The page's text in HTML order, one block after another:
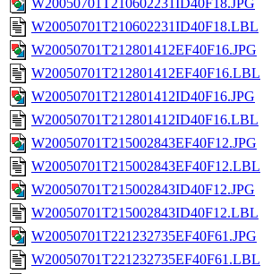
W20050701T210602231ID40F18.JPG
W20050701T210602231ID40F18.LBL
W20050701T212801412EF40F16.JPG
W20050701T212801412EF40F16.LBL
W20050701T212801412ID40F16.JPG
W20050701T212801412ID40F16.LBL
W20050701T215002843EF40F12.JPG
W20050701T215002843EF40F12.LBL
W20050701T215002843ID40F12.JPG
W20050701T215002843ID40F12.LBL
W20050701T221232735EF40F61.JPG
W20050701T221232735EF40F61.LBL